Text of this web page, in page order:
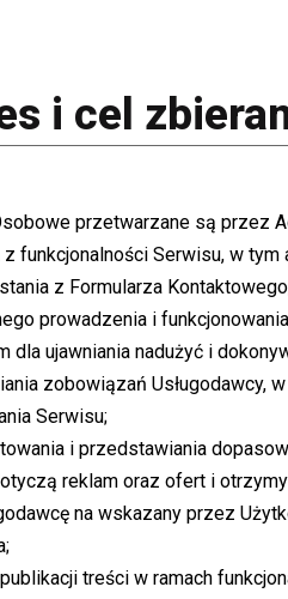
i cel
przetwarzane są przez
funkcjonalności Serwisu, w
z Formularza
prowadzenia i
dla ujawniania nadużyć i
zobowiązań Usługodawcy,
Serwisu;
i przedstawiania
reklam oraz ofert i
na wskazany przez
treści w ramach